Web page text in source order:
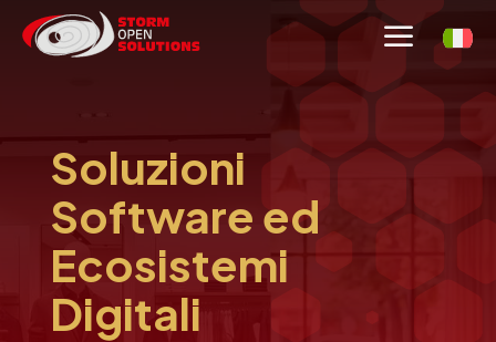
a
Soluzioni
Software ed
Ecosistemi
Digitali